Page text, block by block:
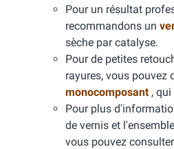
Pour un résultat
recommandons un
sèche par catalyse.
Pour de petites
rayures, vous pouvez
monocomposant ,
Pour plus
de vernis et
vous pouvez